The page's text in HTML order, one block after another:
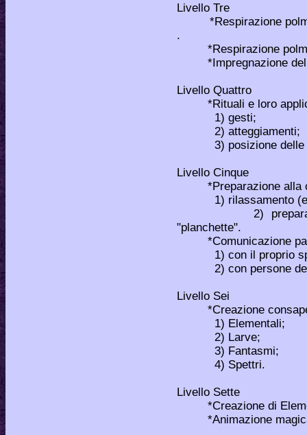
Livello Tre
*Respirazione
.
*Respirazione
*Impregnazione dello
Livello Quattro
*Rituali e loro
1) gesti;
2) atteggiamenti;
3) posizione delle
Livello Cinque
*Preparazione alla
1) rilassamento
2) preparazione
"planchette".
*Comunicazione
1) con il proprio
2) con persone
Livello Sei
*Creazione
1) Elementali;
2) Larve;
3) Fantasmi;
4) Spettri.
Livello Sette
*Creazione di
*Animazione